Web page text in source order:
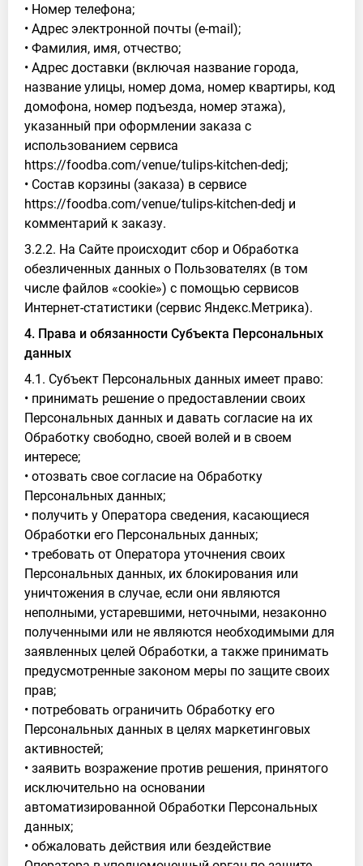
• Номер телефона;
• Адрес электронной почты (e-mail);
• Фамилия, имя, отчество;
• Адрес доставки (включая название города,
название улицы, номер дома, номер квартиры, код
домофона, номер подъезда, номер этажа),
указанный при оформлении заказа с
использованием сервиса
https://foodba.com/venue/tulips-kitchen-dedj;
• Состав корзины (заказа) в сервисе
https://foodba.com/venue/tulips-kitchen-dedj и
комментарий к заказу.
3.2.2. На Сайте происходит сбор и Обработка
обезличенных данных о Пользователях (в том
числе файлов «cookie») с помощью сервисов
Интернет-статистики (сервис Яндекс.Метрика).
4. Права и обязанности Субъекта Персональных
данных
4.1. Субъект Персональных данных имеет право:
• принимать решение о предоставлении своих
Персональных данных и давать согласие на их
Обработку свободно, своей волей и в своем
интересе;
• отозвать свое согласие на Обработку
Персональных данных;
• получить у Оператора сведения, касающиеся
Обработки его Персональных данных;
• требовать от Оператора уточнения своих
Персональных данных, их блокирования или
уничтожения в случае, если они являются
неполными, устаревшими, неточными, незаконно
полученными или не являются необходимыми для
заявленных целей Обработки, а также принимать
предусмотренные законом меры по защите своих
прав;
• потребовать ограничить Обработку его
Персональных данных в целях маркетинговых
активностей;
• заявить возражение против решения, принятого
исключительно на основании
автоматизированной Обработки Персональных
данных;
• обжаловать действия или бездействие